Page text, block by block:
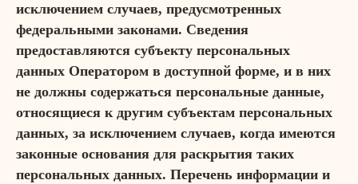
исключением случаев, предусмотренных
федеральными законами. Сведения
предоставляются субъекту персональных
данных Оператором в доступной форме, и в них
не должны содержаться персональные данные,
относящиеся к другим субъектам персональных
данных, за исключением случаев, когда имеются
законные основания для раскрытия таких
персональных данных. Перечень информации и